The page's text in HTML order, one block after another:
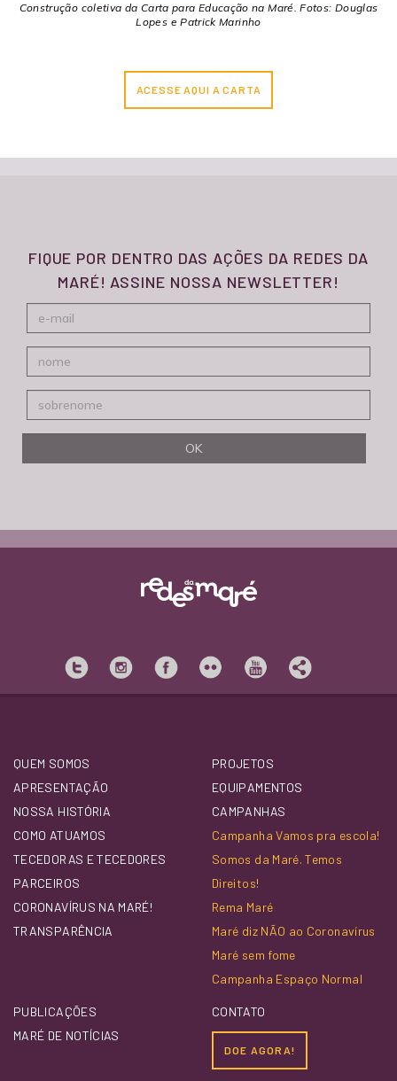
Construção coletiva da Carta para Educação na Maré. Fotos: Douglas
Lopes e Patrick Marinho
ACESSE AQUI A CARTA
FIQUE POR DENTRO DAS AÇÕES DA REDES DA
MARÉ! ASSINE NOSSA NEWSLETTER!
QUEM SOMOS
APRESENTAÇÃO
NOSSA HISTÓRIA
COMO ATUAMOS
TECEDORAS E TECEDORES
PARCEIROS
CORONAVÍRUS NA MARÉ!
TRANSPARÊNCIA
PROJETOS
EQUIPAMENTOS
CAMPANHAS
Campanha Vamos pra escola!
Somos da Maré. Temos
Direitos!
Rema Maré
Maré diz NÃO ao Coronavírus
Maré sem fome
Campanha Espaço Normal
PUBLICAÇÕES
MARÉ DE NOTÍCIAS
CONTATO
DOE AGORA!